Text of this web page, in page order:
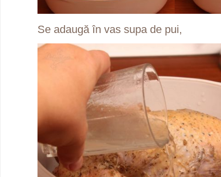
Se adaugă în vas supa de pui,